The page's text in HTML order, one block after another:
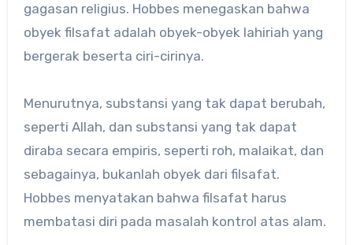
gagasan religius. Hobbes menegaskan bahwa
obyek filsafat adalah obyek-obyek lahiriah yang
bergerak beserta ciri-cirinya.
Menurutnya, substansi yang tak dapat berubah,
seperti Allah, dan substansi yang tak dapat
diraba secara empiris, seperti roh, malaikat, dan
sebagainya, bukanlah obyek dari filsafat.
Hobbes menyatakan bahwa filsafat harus
membatasi diri pada masalah kontrol atas alam.